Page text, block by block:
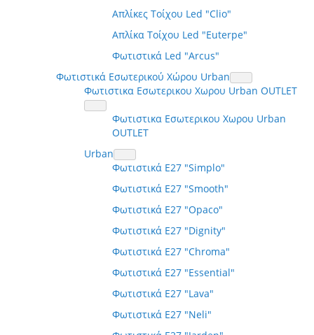
Απλίκες Τοίχου Led "Clio"
Απλίκα Τοίχου Led "Euterpe"
Φωτιστικά Led "Arcus"
Φωτιστικά Εσωτερικού Χώρου Urban
Φωτιστικα Εσωτερικου Χωρου Urban OUTLET
Φωτιστικα Εσωτερικου Χωρου Urban
OUTLET
Urban
Φωτιστικά E27 "Simplo"
Φωτιστικά E27 "Smooth"
Φωτιστικά E27 "Opaco"
Φωτιστικά E27 "Dignity"
Φωτιστικά E27 "Chroma"
Φωτιστικά E27 "Essential"
Φωτιστικά E27 "Lava"
Φωτιστικά E27 "Neli"